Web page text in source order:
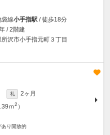
袋線小手指駅 / 徒歩18分
/ 2階建
沢市小手指元町３丁目
礼
2ヶ月
ｍ2 ）
あり開放的